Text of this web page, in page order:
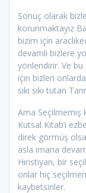
Sonuç olarak
korunmaktayız
bizim için
devamlı bizlere
yönlendirir. Ve bu
için bizleri
sıkı sıkı tutan
Ama Seçilmemiş
Kutsal Kitab’ı
direk görmüş
asla imana
Hıristiyan, bir
onlar hiç
kaybetsinler.